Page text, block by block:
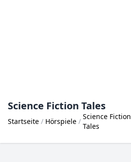
Science Fiction Tales
Startseite Hörspiele
Science Fiction
Tales